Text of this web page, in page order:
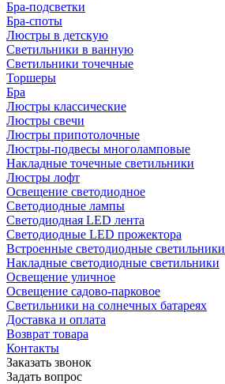
Бра-подсветки
Бра-споты
Люстры в детскую
Светильники в ванную
Светильники точечные
Торшеры
Бра
Люстры классические
Люстры свечи
Люстры припотолочные
Люстры-подвесы многоламповые
Накладные точечные светильники
Люстры лофт
Освещение светодиодное
Светодиодные лампы
Светодиодная LED лента
Светодиодные LED прожектора
Встроенные светодиодные светильники
Накладные светодиодные светильники
Освещение уличное
Освещение садово-парковое
Светильники на солнечных батареях
Доставка и оплата
Возврат товара
Контакты
Заказать звонок
Задать вопрос